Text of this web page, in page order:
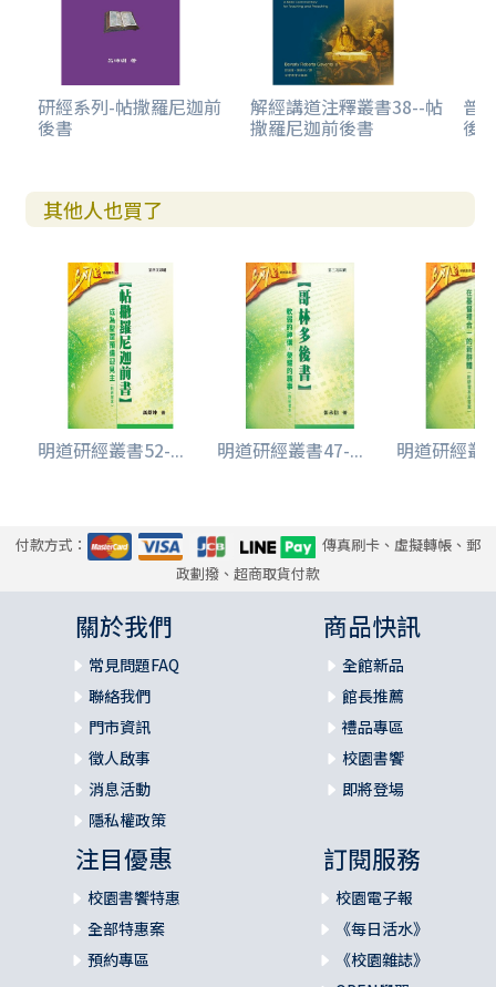
經文解釋
辦認上帝真正的話語
有助明白經文的例子
有助實踐經文的默想
研經系列-帖撒羅尼迦前
後書
解經講道注釋叢書38--帖
撒羅尼迦前後書
普
後
其他人也買了
明道研經叢書52-... 明道研經叢書47-... 明道研經叢
付款方式：
傳真刷卡、虛擬轉帳、郵
政劃撥、超商取貨付款
關於我們
常見問題FAQ
聯絡我們
門市資訊
徵人啟事
消息活動
隱私權政策
商品快訊
全館新品
館長推薦
禮品專區
校園書饗
即將登場
注目優惠
校園書饗特惠
全部特惠案
預約專區
訂閱服務
校園電子報
《每日活水》
《校園雜誌》